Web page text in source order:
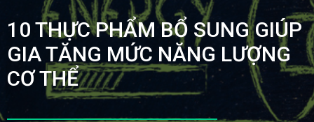
10 THỰC PHẨM BỔ SUNG GIÚP
GIA TĂNG MỨC NĂNG LƯỢNG
CƠ THỂ